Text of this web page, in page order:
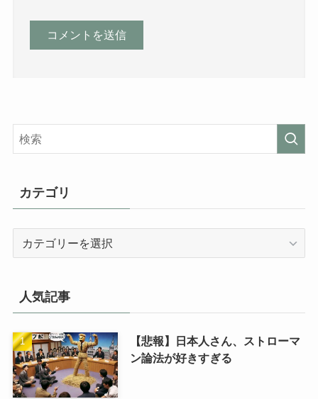
カテゴリ
人気記事
【悲報】日本人さん、ストローマ
ン論法が好きすぎる